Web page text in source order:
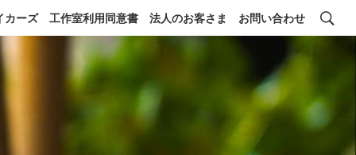
カーズ 工作室利用同意書 法人のお客さま お問い合わせ